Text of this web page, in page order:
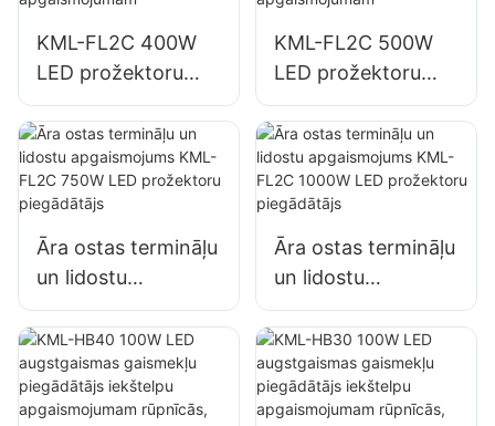
KML-FL2C 400W
LED prožektoru
piegādātājs ēku
fasāžu un
būvlaukumu
apgaismojumam
KML-FL2C 500W
LED prožektoru
piegādātājs ēku
fasāžu un
būvlaukumu
apgaismojumam
Āra ostas termināļu
un lidostu
apgaismojums
KML-FL2C 750W
LED prožektoru
piegādātājs
Āra ostas termināļu
un lidostu
apgaismojums
KML-FL2C 1000W
LED prožektoru
piegādātājs